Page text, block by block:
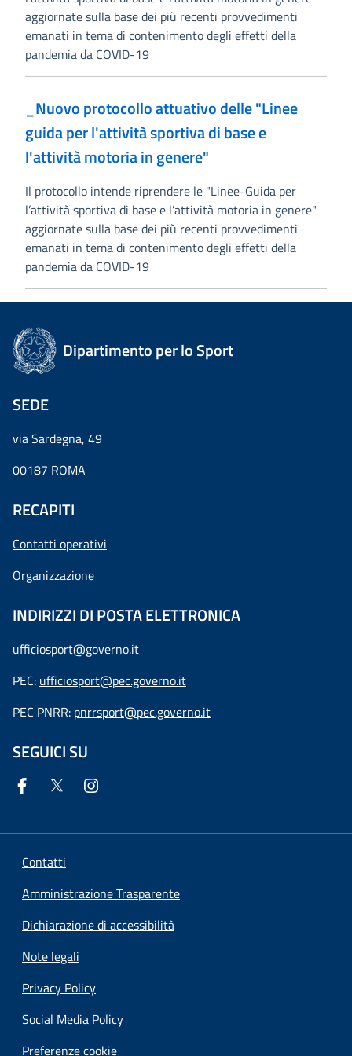
aggiornate sulla base dei più recenti provvedimenti
emanati in tema di contenimento degli effetti della
pandemia da COVID-19
_Nuovo protocollo attuativo delle "Linee
guida per l'attività sportiva di base e
l'attività motoria in genere"
Il protocollo intende riprendere le "Linee-Guida per
l’attività sportiva di base e l’attività motoria in genere"
aggiornate sulla base dei più recenti provvedimenti
emanati in tema di contenimento degli effetti della
pandemia da COVID-19
Dipartimento per lo Sport
SEDE
via Sardegna, 49
00187 ROMA
RECAPITI
Contatti operativi
Organizzazione
INDIRIZZI DI POSTA ELETTRONICA
ufficiosport@governo.it
PEC: ufficiosport@pec.governo.it
PEC PNRR: pnrrsport@pec.governo.it
SEGUICI SU
Contatti
Amministrazione Trasparente
Dichiarazione di accessibilità
Note legali
Privacy Policy
Social Media Policy
Preferenze cookie